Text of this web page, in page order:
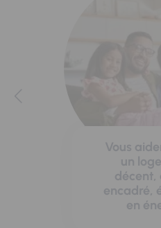
Vous
un
décent,
encadré,
en